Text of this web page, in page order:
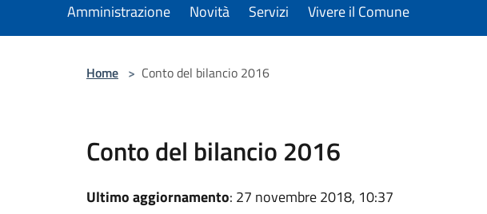
Amministrazione Novità Servizi Vivere il Comune
Home > Conto del bilancio 2016
Conto del bilancio 2016
Ultimo aggiornamento: 27 novembre 2018, 10:37